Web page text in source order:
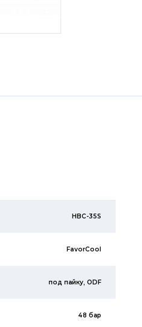
HBC-35S
FavorCool
под пайку, ODF
48 бар